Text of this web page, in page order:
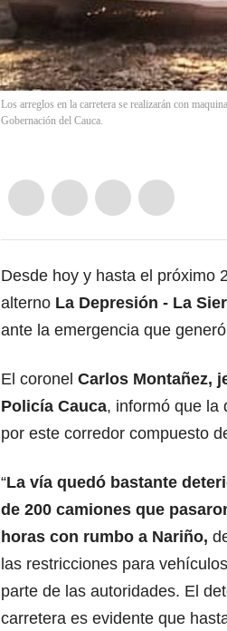
Los arreglos en la carretera se realizarán con
Gobernación del Cauca.
Desde hoy y hasta el próximo
alterno La Depresión - La
ante la emergencia que
El coronel Carlos Montañez,
Policía Cauca, informó que la
por este corredor compuesto
“La vía quedó bastante
de 200 camiones que
horas con rumbo a Nariño,
las restricciones para
parte de las autoridades. El
carretera es evidente que